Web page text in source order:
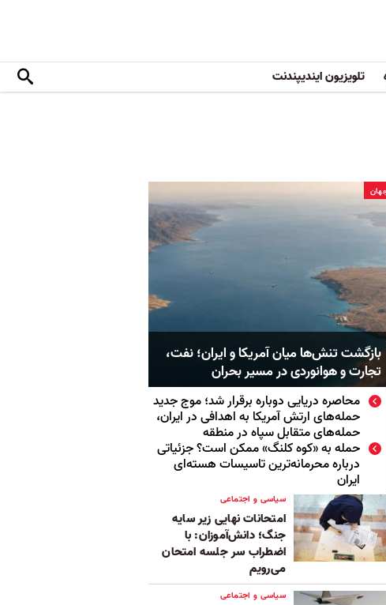
تلویزیون ایندیپندنت
بازگشت تنش‌ها میان آمریکا و ایران؛ نفت،
تجارت و هوانوردی در مسیر بحران
محاصره دریایی دوباره برقرار شد؛ موج جدید
حمله‌های ارتش آمریکا به اهدافی در ایران،
حمله‌های متقابل سپاه در منطقه
حمله به «کوه کلنگ» ممکن است؟ جزئیاتی
درباره محرمانه‌ترین تاسیسات هسته‌ای
ایران
سیاسی و اجتماعی
امتحانات نهایی زیر سایه
جنگ؛ دانش‌آموزان: با
اضطراب سر جلسه امتحان
می‌رویم
سیاسی و اجتماعی